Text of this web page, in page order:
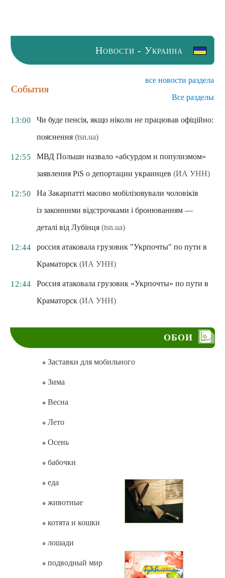
Новости - Украина
События
все новости раздела
Все разделы
13:00
Чи буде пенсія, якщо ніколи не працював офіційно:
пояснення (tsn.ua)
12:55
МВД Польши назвало «абсурдом и популизмом»
заявления PiS о депортации украинцев (ИА УНН)
12:50
На Закарпатті масово мобілізовували чоловіків
із законними відстрочками і бронюванням —
деталі від Лубінця (tsn.ua)
12:44
россия атаковала грузовик "Укрпочты" по пути в
Краматорск (ИА УНН)
12:44
Россия атаковала грузовик «Укрпочты» по пути в
Краматорск (ИА УНН)
ОБОИ
Заставки для мобильного
Зима
Весна
Лето
Осень
бабочки
еда
животные
котята и кошки
лошади
подводный мир